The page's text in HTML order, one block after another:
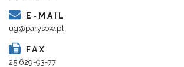
E-MAIL
ug@parysow.pl
FAX
25 629-93-77